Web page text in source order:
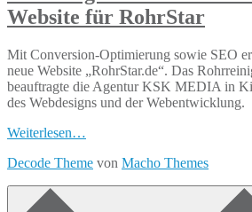
Website für RohrStar
Mit Conversion-Optimierung sowie SEO
neue Website „RohrStar.de“. Das
beauftragte die Agentur KSK MEDIA in
des Webdesigns und der Webentwicklung.
Weiterlesen…
Decode Theme von Macho Themes